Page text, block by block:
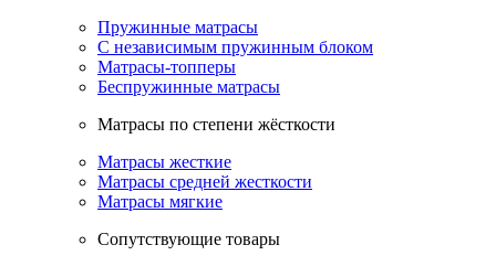
Пружинные матрасы
С независимым пружинным блоком
Матрасы-топперы
Беспружинные матрасы
Матрасы по степени жёсткости
Матрасы жесткие
Матрасы средней жесткости
Матрасы мягкие
Сопутствующие товары